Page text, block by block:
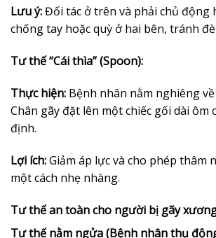
Lưu ý:Đối tác ở trên và phải chủ động
chống tay hoặc quỳ ở hai bên, tránh
Tư thế “Cái thìa” (Spoon):
Thực hiện: Bệnh nhân nằm nghiêng
Chân gãy đặt lên một chiếc gối dài ôm
định.
Lợi ích:Giảm áp lực và cho phép thâm
một cách nhẹ nhàng.
Tư thế an toàn cho người bị gãy
Tư thế nằm ngửa (Bệnh nhân thụ